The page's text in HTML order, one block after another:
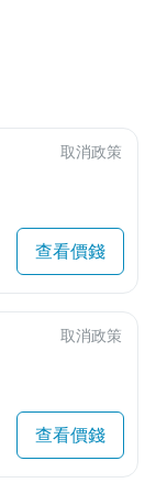
取消政策
查看價錢
取消政策
查看價錢